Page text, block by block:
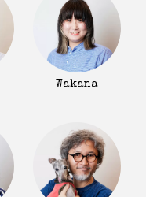
Wakana